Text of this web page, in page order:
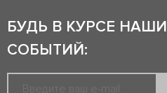
БУДЬ В КУРСЕ
СОБЫТИЙ: